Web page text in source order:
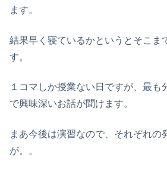
ます。
結果早く寝ているかというとそこま
す。
１コマしか授業ない日ですが、最も
で興味深いお話が聞けます。
まあ今後は演習なので、それぞれの
が。。